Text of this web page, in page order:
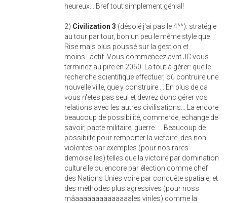
heureux....Bref tout simplement génial!
2) Civilization 3 (désolé j'ai pas le 4^^): stratégie
au tour par tour, bon un peu le même style que
Rise mais plus poussé sur la gestion et
moins...actif. Vous commencez avnt JC vous
terminez au pire en 2050. La tout à gérer: quelle
recherche scientifique effectuer, où contruire une
nouvelle ville, que y construire.... En plus de ca
vous n'etes pas seul et devrez donc gérer vos
relations avec les autres civilisations... La encore
beaucoup de possibilité, commerce, echange de
savoir, pacte militaire, guerre..... Beaucoup de
possibilté pour remporter la victoire, des non
violentes par exemples (pour nos rares
demoiselles) telles que la victoire par domination
culturelle ou encore par élection comme chef
des Nations Unies voire par conquête spatiale, et
des méthodes plus agressives (pour noss
mâaaaaaaaaaaaaaales viriles) comme la